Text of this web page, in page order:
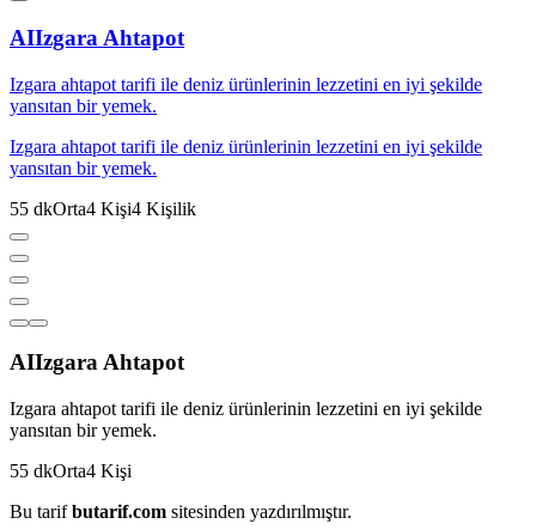
AIIzgara Ahtapot
Izgara ahtapot tarifi ile deniz ürünlerinin lezzetini en iyi şekilde
yansıtan bir yemek.
Izgara ahtapot tarifi ile deniz ürünlerinin lezzetini en iyi şekilde
yansıtan bir yemek.
55 dkOrta4 Kişi4 Kişilik
AIIzgara Ahtapot
Izgara ahtapot tarifi ile deniz ürünlerinin lezzetini en iyi şekilde
yansıtan bir yemek.
55 dkOrta4 Kişi
Bu tarifbutarif.com sitesinden yazdırılmıştır.